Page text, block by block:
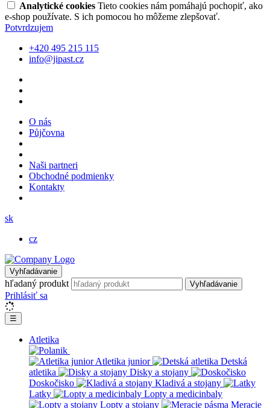
Analytické cookies Tieto cookies nám pomáhajú pochopiť, ako
e-shop používate. S ich pomocou ho môžeme zlepšovať.
Potvrdzujem
+420 495 215 115
info@jipast.cz
O nás
Půjčovna
Naši partneri
Obchodné podmienky
Kontakty
sk
cz
Vyhľadávanie
hľadaný produkt Vyhľadávanie
Prihlásiť sa
☰
Atletika
Atletika junior
Detská
atletika
Disky a stojany
Doskočisko
Kladivá a stojany
Latky
Lopty a medicinbaly
Lopty a stojany
Meracie